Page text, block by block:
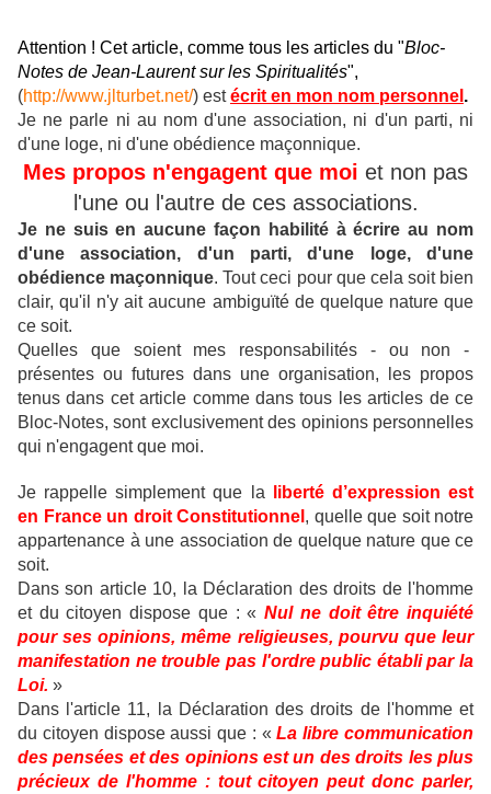
Attention ! Cet article, comme tous les articles du "Bloc-
Notes de Jean-Laurent sur les Spiritualités",
(http://www.jlturbet.net/) estécrit en mon nom personnel .
Je ne parle ni au nom d'une association, ni d'un parti, ni
d'une loge, ni d'une obédience maçonnique.
Mes propos n'engagent que moi et non pas
l'une ou l'autre de ces associations.
Je ne suis en aucune façon habilité à écrire au nom
d'une association, d'un parti, d'une loge, d'une
obédience maçonnique.Tout ceci pour que cela soit bien
clair, qu'il n'y ait aucune ambiguïté de quelque nature que
ce soit.
Quelles que soient mes responsabilités - ou non -
présentes ou futures dans une organisation, les propos
tenus dans cet article comme dans tous les articles de ce
Bloc-Notes, sont exclusivement des opinions personnelles
qui n'engagent que moi.
Je rappelle simplement que la
liberté d’expression est
en France un droit Constitutionnel , quelle que soit notre
appartenance à une association de quelque nature que ce
soit.
Dans son article 10, la Déclaration des droits de l'homme
et du citoyen dispose que : «Nul ne doit être inquiété
pour ses opinions, même religieuses, pourvu que leur
manifestation ne trouble pas l'ordre public établi par la
Loi. »
Dans l'article 11, la Déclaration des droits de l'homme et
du citoyen dispose aussi que : «La libre communication
des pensées et des opinions est un des droits les plus
précieux de l'homme : tout citoyen peut donc parler,